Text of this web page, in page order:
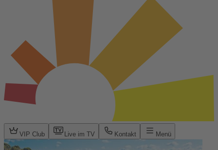
VIP Club Live im TV Kontakt Menü